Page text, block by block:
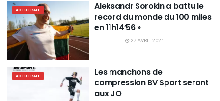
ACTU TRAIL
Aleksandr Sorokin a battu le
record du monde du 100 miles
en 11h14’56 »
27 AVRIL 2021
ACTU TRAIL
Les manchons de
compression BV Sport seront
aux JO